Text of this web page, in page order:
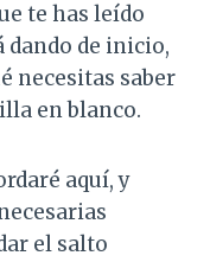
te has leído
dando de inicio,
necesitas saber
en blanco.
aquí, y
el salto